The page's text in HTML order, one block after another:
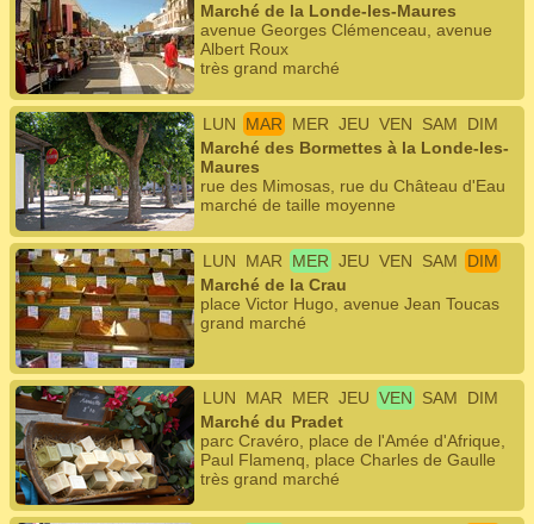
Marché de la Londe-les-Maures
avenue Georges Clémenceau, avenue
Albert Roux
très grand marché
LUN MAR MER JEU VEN SAM
DIM
Marché des Bormettes à la Londe-les-
Maures
rue des Mimosas, rue du Château d'Eau
marché de taille moyenne
LUN MAR MER JEU VEN SAM
DIM
Marché de la Crau
place Victor Hugo, avenue Jean Toucas
grand marché
LUN MAR MER JEU VEN SAM
DIM
Marché du Pradet
parc Cravéro, place de l'Amée d'Afrique,
Paul Flamenq, place Charles de Gaulle
très grand marché